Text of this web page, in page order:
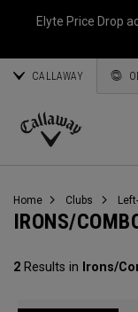
Elyte Price Drop
CALLAWAY
Callaway
Home Clubs
IRONS/
2 Results in Irons/